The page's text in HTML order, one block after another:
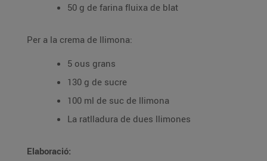
50 g de farina fluixa de blat
Per a la crema de llimona:
5 ous grans
130 g de sucre
100 ml de suc de llimona
La ratlladura de dues llimones
Elaboració: